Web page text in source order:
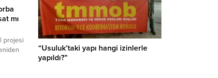
mı
projesi
bin
“Usuluk’taki yapı hangi izinlerle
yapıldı?”